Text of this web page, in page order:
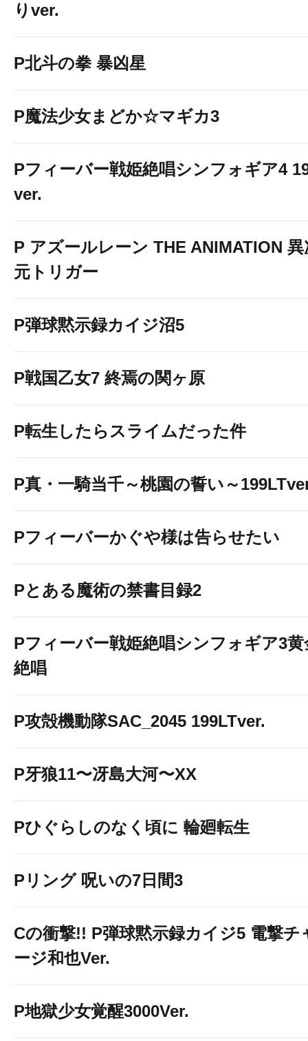
りver.
P北斗の拳 暴凶星
P魔法少女まどか☆マギカ3
Pフィーバー戦姫絶唱シンフォギア4
ver.
P アズールレーン THE ANIMATION 異
元トリガー
P弾球黙示録カイジ沼5
P戦国乙女7 終焉の関ヶ原
P転生したらスライムだった件
P真・一騎当千～桃園の誓い～
Pフィーバーかぐや様は告らせたい
Pとある魔術の禁書目録2
Pフィーバー戦姫絶唱シンフォギア3黄
絶唱
P攻殻機動隊SAC_2045 199LTver.
P牙狼11〜冴島大河〜XX
Pひぐらしのなく頃に 輪廻転生
Pリング 呪いの7日間3
Cの衝撃!! P弾球黙示録カイジ5 電撃チ
ージ和也Ver.
P地獄少女覚醒3000Ver.